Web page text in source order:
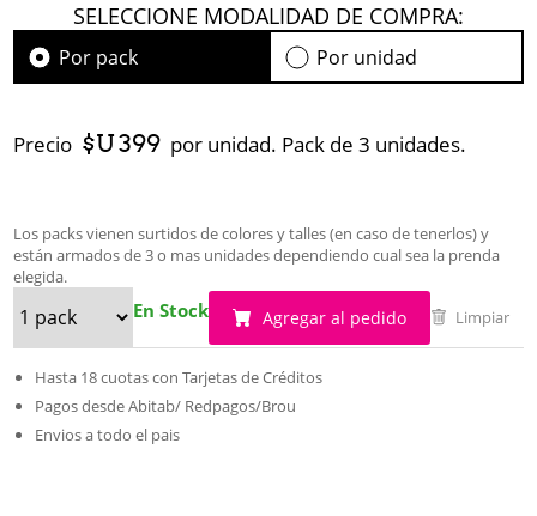
SELECCIONE MODALIDAD DE COMPRA:
Por pack Por unidad
Precio $U 399 por unidad. Pack de 3 unidades.
Los packs vienen surtidos de colores y talles (en caso de tenerlos) y
están armados de 3 o mas unidades dependiendo cual sea la prenda
elegida.
En Stock Agregar al pedido Limpiar
Hasta 18 cuotas con Tarjetas de Créditos
Pagos desde Abitab/ Redpagos/Brou
Envios a todo el pais